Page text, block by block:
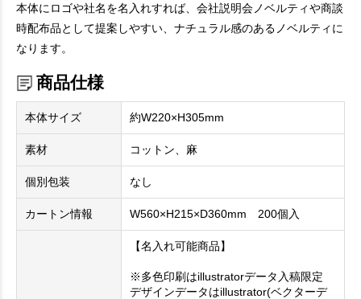
本体にロゴや社名を名入れすれば、会社説明会ノベルティや商談
時配布品として提案しやすい、ナチュラル感のあるノベルティに
なります。
商品仕様
本体サイズ 約W220×H305mm
素材 コットン、麻
個別包装 なし
カートン情報 W560×H215×D360mm 200個入
【名入れ可能商品】
※多色印刷はillustratorデータ入稿限定
デザインデータはillustrator(ベクターデ